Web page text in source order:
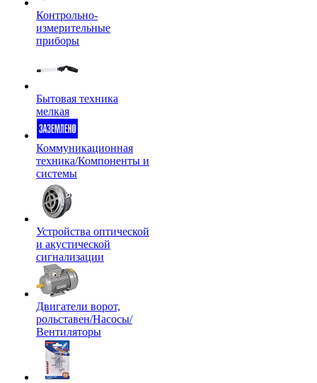
Контрольно-
измерительные
приборы
Бытовая техника
мелкая
Коммуникационная
техника/Компоненты и
системы
Устройства оптической
и акустической
сигнализации
Двигатели ворот,
рольставен/Насосы/
Вентиляторы